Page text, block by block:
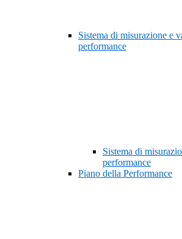
Sistema di misurazione e
performance
Sistema di
performance
Piano della Performance